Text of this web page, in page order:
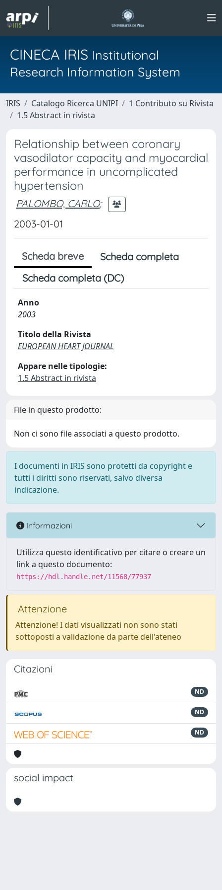
CINECA IRIS Institutional
Research Information System
IRIS Catalogo Ricerca UNIPI
1 Contributo su Rivista
1.5 Abstract in rivista
Relationship between coronary
vasodilator capacity and myocardial
performance in uncomplicated
hypertension
PALOMBO, CARLO;
2003-01-01
Scheda breve
Scheda completa
Scheda completa (DC)
Anno
2003
Titolo della Rivista
EUROPEAN HEART JOURNAL
Appare nelle tipologie:
1.5 Abstract in rivista
File in questo prodotto:
Non ci sono file associati a questo prodotto.
I documenti in IRIS sono protetti da copyright e
tutti i diritti sono riservati, salvo diversa
indicazione.
Informazioni
Utilizza questo identificativo per citare o creare un
link a questo documento:
https://hdl.handle.net/11568/77937
Attenzione
Attenzione! I dati visualizzati non sono stati
sottoposti a validazione da parte dell'ateneo
Citazioni
ND
ND
ND
social impact